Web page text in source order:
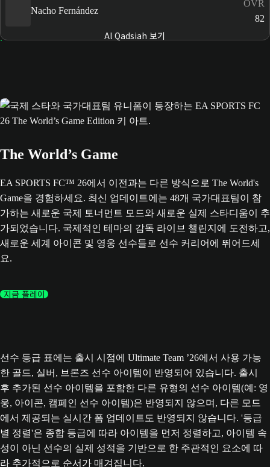
Nacho Fernández
OVR
82
Al Qadsiah 보기
The World’s Game
EA SPORTS FC™ 26에서 이전과는 다른 방식으로 The World's
Game을 경험하세요. 최신 업데이트에는 48개 국가대표팀이 참
가하는 새로운 국제 토너먼트 모드와 새로운 실제 스타디움이 추
가되었습니다. 국제적인 테마의 감독 라이브 챌린지에 도전하고,
새로운 세계 아이콘 및 영웅 선수들로 선수 커리어에 뛰어드세
요.
지금 플레이
선수 등급 표에는 출시 시점에 Ultimate Team ’26에서 사용 가능
한 골드, 실버, 브론즈 선수 아이템이 반영되어 있습니다. 출시
후 추가된 선수 아이템을 포함한 다른 유형의 선수 아이템(예: 영
웅, 아이콘, 캠페인 선수 아이템)은 반영되지 않으며, 다른 모드
에서 제공되는 실시간 폼 업데이트도 반영되지 않습니다. '등급
별 정렬'은 종합 등급에 따라 아이템을 먼저 정렬하고, 아이템 속
성이 아닌 선수의 실제 성적을 기반으로 한 주관적인 요소에 따
라 추가적으로 순서가 매겨집니다.